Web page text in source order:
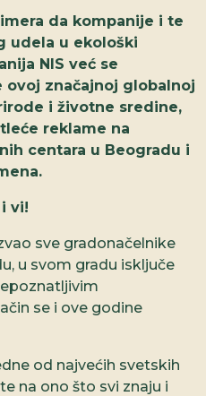
da kompanije i te
udela u ekološki
NIS već se
značajnoj globalnoj
i životne sredine,
reklame na
centara u Beogradu i
vi!
sve gradonačelnike
u svom gradu isključe
se i ove godine
od najvećih svetskih
na ono što svi znaju i